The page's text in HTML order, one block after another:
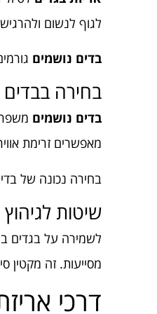
לגוף לנשום
בדים נושמים
בחירה בבדים
בדים נושמים
מאפשרים זרימת
בחירה נכונה של
שיטות לגיהוץ
לשמירה על בגדים
מסייעות. זה מקטין
דרכי